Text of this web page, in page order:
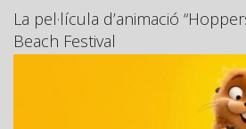
La pel·lícula d’animació
Beach Festival